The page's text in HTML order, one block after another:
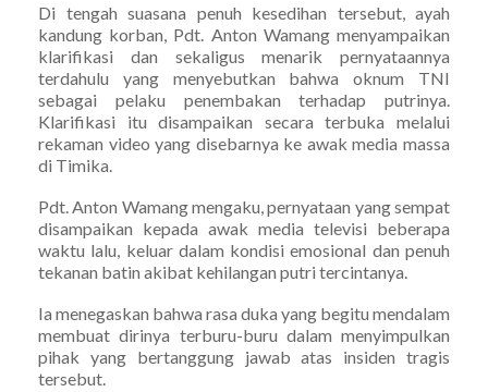
Di tengah suasana penuh kesedihan tersebut, ayah
kandung korban, Pdt. Anton Wamang menyampaikan
klarifikasi dan sekaligus menarik pernyataannya
terdahulu yang menyebutkan bahwa oknum TNI
sebagai pelaku penembakan terhadap putrinya.
Klarifikasi itu disampaikan secara terbuka melalui
rekaman video yang disebarnya ke awak media massa
di Timika.
Pdt. Anton Wamang mengaku, pernyataan yang sempat
disampaikan kepada awak media televisi beberapa
waktu lalu, keluar dalam kondisi emosional dan penuh
tekanan batin akibat kehilangan putri tercintanya.
Ia menegaskan bahwa rasa duka yang begitu mendalam
membuat dirinya terburu-buru dalam menyimpulkan
pihak yang bertanggung jawab atas insiden tragis
tersebut.